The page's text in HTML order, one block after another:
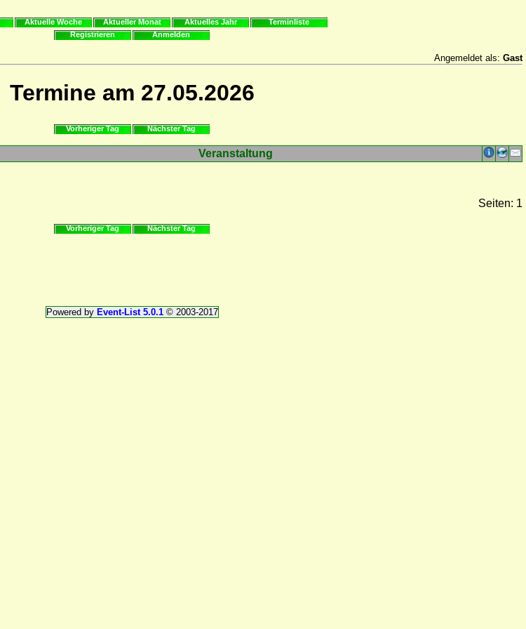
Aktuelle Woche Aktueller Monat Aktuelles Jahr
Terminliste
Registrieren
Anmelden
Angemeldet als: Gast
Termine am 27.05.2026
Vorheriger Tag Nächster Tag
Veranstaltung
Seiten: 1
Vorheriger Tag Nächster Tag
Powered by Event-List 5.0.1© 2003-2017